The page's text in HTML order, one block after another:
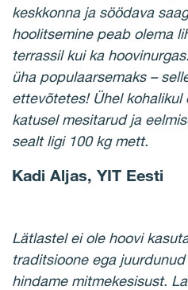
keskkonna ja söödava
hoolitsemine peab olema
terrassil kui ka
üha populaarsemaks –
ettevõtetes! Ühel
katusel mesitarud ja
sealt ligi 100 kg mett.
Kadi Aljas, YIT Eesti
Lätlastel ei ole hoovi
traditsioone ega
hindame mitmekesisust.